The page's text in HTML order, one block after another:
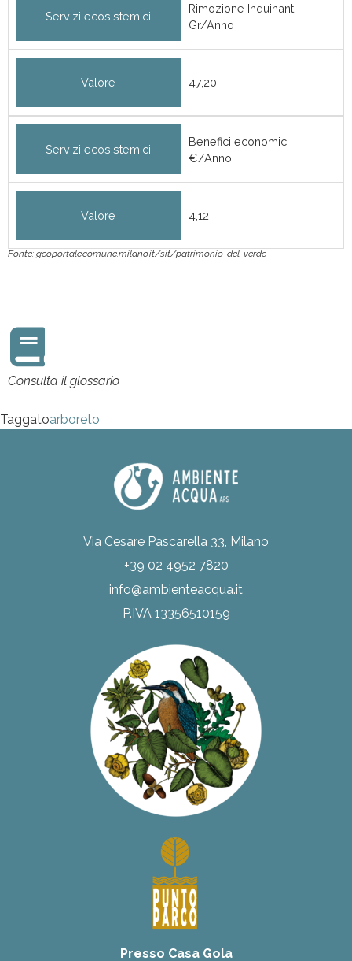
Servizi ecosistemici
Rimozione Inquinanti
Gr/Anno
Valore 47,20
Servizi ecosistemici
Benefici economici
€/Anno
Valore 4,12
Fonte: geoportale.comune.milano.it/sit/patrimonio-del-verde
Consulta il glossario
Taggatoarboreto
Via Cesare Pascarella 33, Milano
+39 02 4952 7820
info@ambienteacqua.it
P.IVA 13356510159
Presso Casa Gola